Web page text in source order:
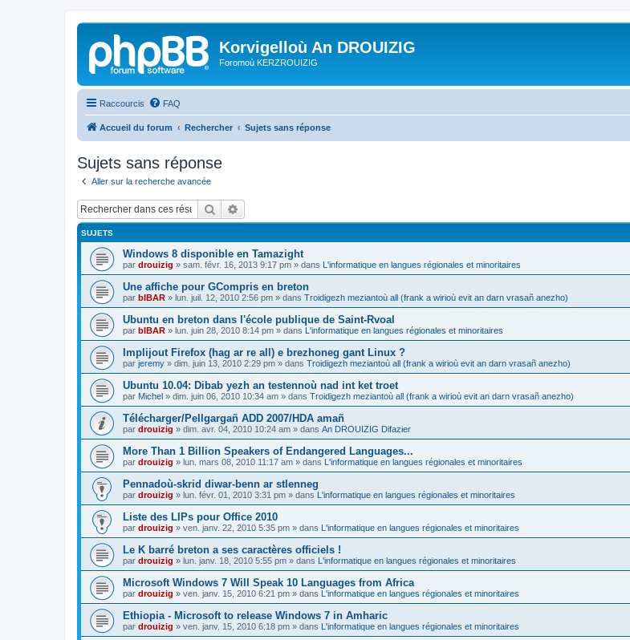
Korvigelloù An DROUIZIG
Foromoù KERZROUIZIG
Raccourcis FAQ
Accueil du forum Rechercher Sujets sans réponse
Sujets sans réponse
Aller sur la recherche avancée
Rechercher
SUJETS
Windows 8 disponible en Tamazight
par drouizig » sam. févr. 16, 2013 9:17 pm » dans L'informatique en langues régionales et minoritaires
Une affiche pour GCompris en breton
par bIBAR » lun. juil. 12, 2010 2:56 pm » dans Troidigezh meziantoù all (frank a wirioù evit an darn vrasañ anezho)
Ubuntu en breton dans l'école publique de Saint-Rvoal
par bIBAR » lun. juin 28, 2010 8:14 pm » dans L'informatique en langues régionales et minoritaires
Implijout Firefox (hag ar re all) e brezhoneg gant Linux ?
par jeremy » dim. juin 13, 2010 2:29 pm » dans Troidigezh meziantoù all (frank a wirioù evit an darn vrasañ anezho)
Ubuntu 10.04: Dibab yezh an testennoù nad int ket troet
par Michel » dim. juin 06, 2010 10:34 am » dans Troidigezh meziantoù all (frank a wirioù evit an darn vrasañ anezho)
Télécharger/Pellgargañ ADD 2007/HDA amañ
par drouizig » dim. avr. 04, 2010 10:24 am » dans An DROUIZIG Difazier
More Than 1 Billion Speakers of Endangered Languages...
par drouizig » lun. mars 08, 2010 11:17 am » dans L'informatique en langues régionales et minoritaires
Pennadoù-skrid diwar-benn ar stlenneg
par drouizig » lun. févr. 01, 2010 3:31 pm » dans L'informatique en langues régionales et minoritaires
Liste des LIPs pour Office 2010
par drouizig » ven. janv. 22, 2010 5:35 pm » dans L'informatique en langues régionales et minoritaires
Le K barré breton a ses caractères officiels !
par drouizig » lun. janv. 18, 2010 5:55 pm » dans L'informatique en langues régionales et minoritaires
Microsoft Windows 7 Will Speak 10 Languages from Africa
par drouizig » ven. janv. 15, 2010 6:21 pm » dans L'informatique en langues régionales et minoritaires
Ethiopia - Microsoft to release Windows 7 in Amharic
par drouizig » ven. janv. 15, 2010 6:18 pm » dans L'informatique en langues régionales et minoritaires